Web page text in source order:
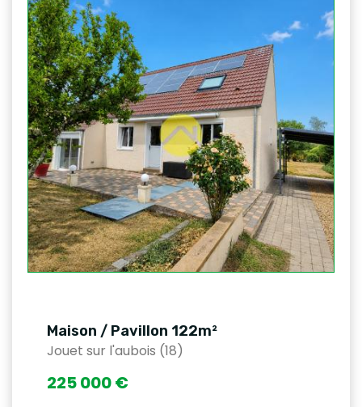
Maison / Pavillon 122m²
Jouet sur l'aubois (18)
225 000 €